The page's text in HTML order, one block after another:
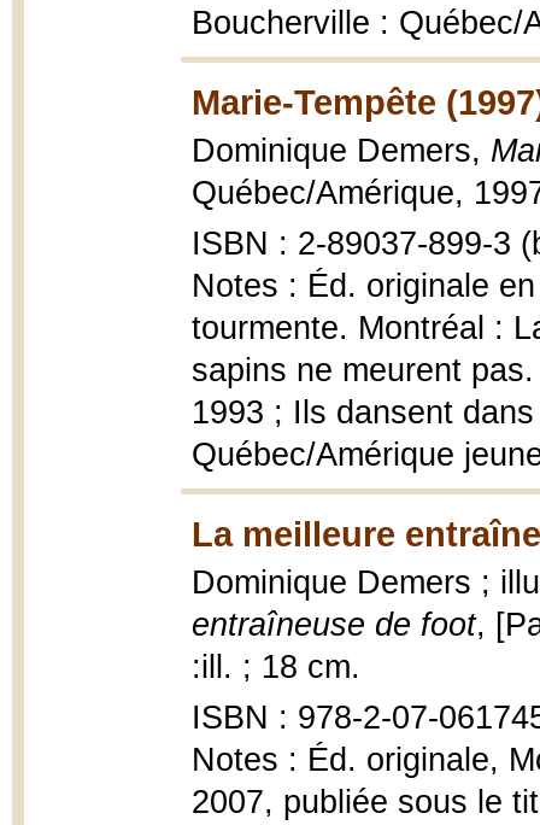
Boucherville : Québec/
Marie-Tempête
Dominique Demers,
Québec/Amérique,
ISBN : 2-89037-899-3
Notes : Éd. originale
tourmente. Montréal :
sapins ne meurent
1993 ; Ils dansent
Québec/Amérique
La meilleure
Dominique Demers ;
entraîneuse de foot,
:ill. ; 18 cm.
ISBN : 978-2-07-
Notes : Éd. originale,
2007, publiée sous le